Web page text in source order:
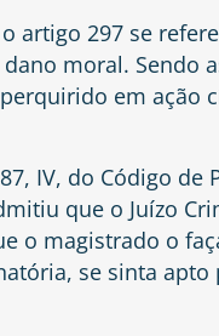
artigo 297 se
moral. Sendo
em ação
IV, do Código de
que o Juízo
o magistrado o
se sinta